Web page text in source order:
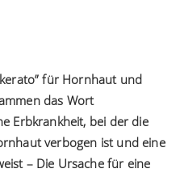
für Hornhaut und
das Wort
Erbkrankheit, bei der die
verbogen ist und eine
– Die Ursache für eine